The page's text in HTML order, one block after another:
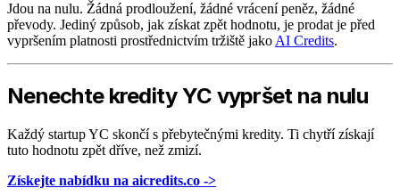
Jdou na nulu. Žádná prodloužení, žádné vrácení peněz, žádné
převody. Jediný způsob, jak získat zpět hodnotu, je prodat je před
vypršením platnosti prostřednictvím tržiště jako AI Credits.
Nenechte kredity YC vypršet na nulu
Každý startup YC skončí s přebytečnými kredity. Ti chytří získají
tuto hodnotu zpět dříve, než zmizí.
Získejte nabídku na aicredits.co ->